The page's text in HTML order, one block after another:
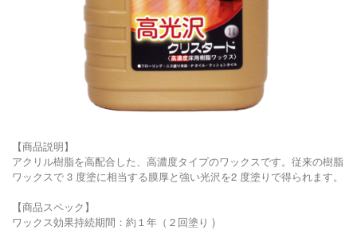
【商品説明】
アクリル樹脂を高配合した、高濃度タイプのワックスです。従来の樹脂
ワックスで 3 度塗に相当する膜厚と強い光沢を2 度塗りで得られます。
【商品スペック】
ワックス効果持続期間：約１年（２回塗り )